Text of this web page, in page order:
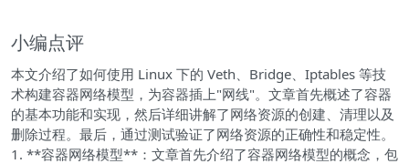
小编点评
本文介绍了如何使用 Linux 下的 Veth、Bridge、Iptables 等技
术构建容器网络模型，为容器插上"网线"。文章首先概述了容器
的基本功能和实现，然后详细讲解了网络资源的创建、清理以及
删除过程。最后，通过测试验证了网络资源的正确性和稳定性。
1. **容器网络模型**：文章首先介绍了容器网络模型的概念，包